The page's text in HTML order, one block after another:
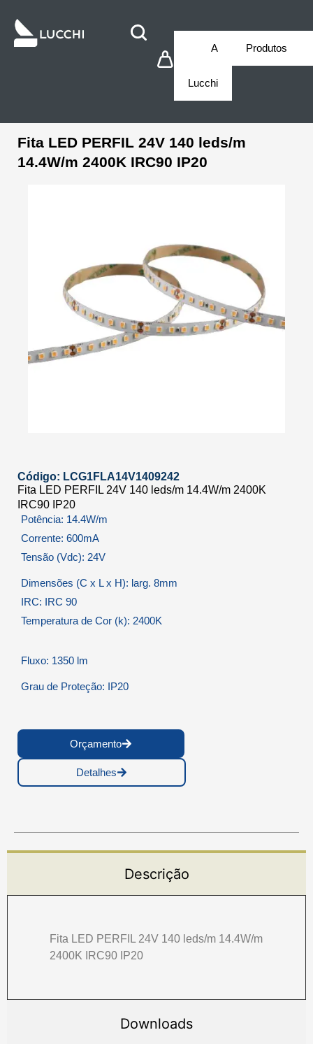
A
Lucchi
Produtos
Fita LED PERFIL 24V 140 leds/m
14.4W/m 2400K IRC90 IP20
Código: LCG1FLA14V1409242
Fita LED PERFIL 24V 140 leds/m 14.4W/m 2400K
IRC90 IP20
Potência: 14.4W/m
Corrente: 600mA
Tensão (Vdc): 24V
Dimensões (C x L x H): larg. 8mm
IRC: IRC 90
Temperatura de Cor (k): 2400K
Fluxo: 1350 lm
Grau de Proteção: IP20
Orçamento
Detalhes
Descrição
Downloads
Fita LED PERFIL 24V 140 leds/m 14.4W/m
2400K IRC90 IP20